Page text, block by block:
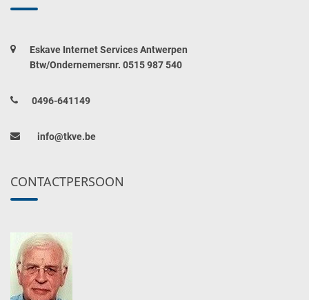
Eskave Internet Services Antwerpen
Btw/Ondernemersnr. 0515 987 540
0496-641149
info@tkve.be
CONTACTPERSOON